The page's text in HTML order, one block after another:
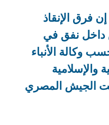
فرق الإنقاذ
من داخل نفق في
وكالة الأنباء
والإسلامية
الجيش المصري